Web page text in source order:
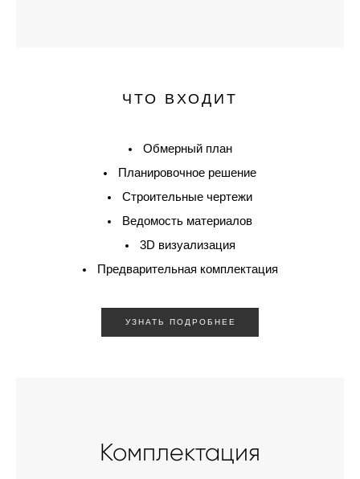
ЧТО ВХОДИТ
Обмерный план
Планировочное решение
Строительные чертежи
Ведомость материалов
3D визуализация
Предварительная комплектация
УЗНАТЬ ПОДРОБНЕЕ
Комплектация